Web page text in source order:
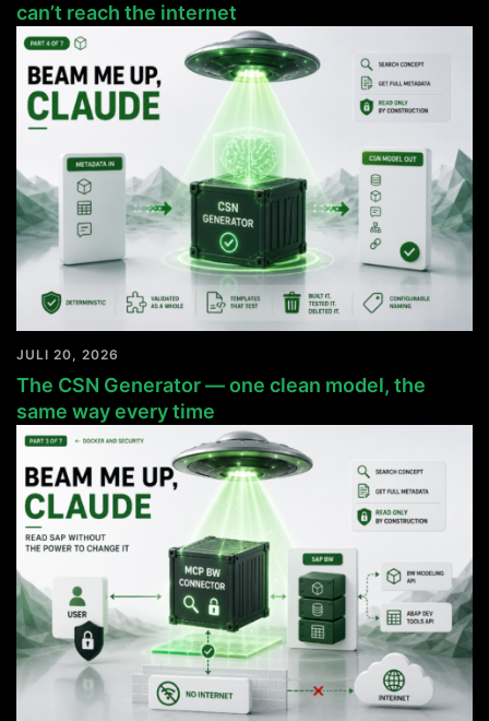
can’t reach the internet
JULI 20, 2026
The CSN Generator — one clean model, the
same way every time